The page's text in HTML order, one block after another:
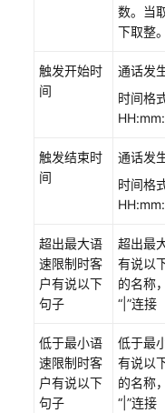
数。当
下取整。
触发开始时
间
通话发
时间格
触发结束时
间
通话发
时间格
超出最大语
速限制时客
户有说以下
句子
超出最
有说以
的名称
“|”连接
低于最小语
速限制时客
户有说以下
句子
低于最
有说以
的名称
“|”连接